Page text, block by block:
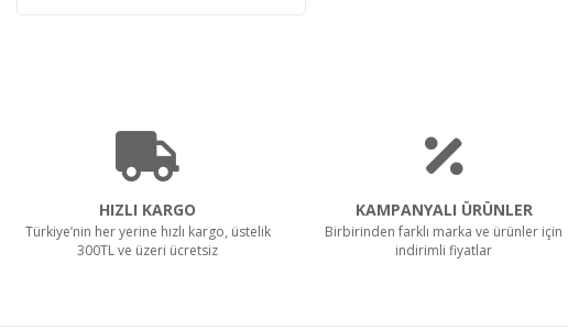
HIZLI KARGO
Türkiye’nin her yerine hızlı kargo, üstelik
300TL ve üzeri ücretsiz
KAMPANYALI ÜRÜNLER
Birbirinden farklı marka ve ürünler için
indirimli fiyatlar